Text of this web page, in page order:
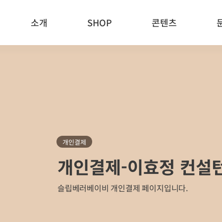
소개 SHOP 콘텐츠
개인결제
개인결제-이효정 컨설
슬립베러베이비 개인결제 페이지입니다.